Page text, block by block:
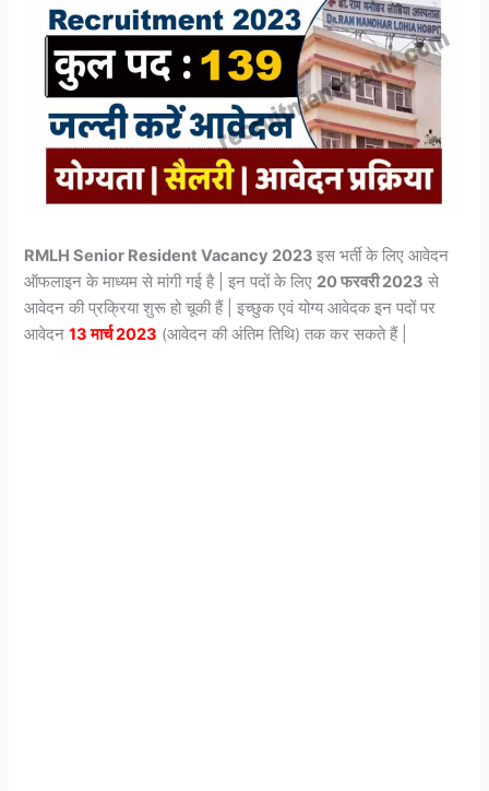
RMLH Senior Resident Vacancy 2023इस भर्ती के लिए आवेदन
ऑफलाइन के माध्यम से मांगी गई है | इन पदों के लिए 20 फरवरी 2023 से
आवेदन की प्रक्रिया शुरू हो चूकी हैं | इच्छुक एवं योग्य आवेदक इन पदों पर
आवेदन13 मार्च 2023 (आवेदन की अंतिम तिथि) तक कर सकते हैं |